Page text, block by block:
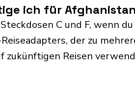
ich für
C und F, wenn
der zu
zukünftigen Reisen